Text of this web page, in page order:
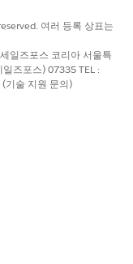
여러 등록 상표는
일즈포스 코리아 서울특
즈포스) 07335 TEL :
기술 지원 문의)